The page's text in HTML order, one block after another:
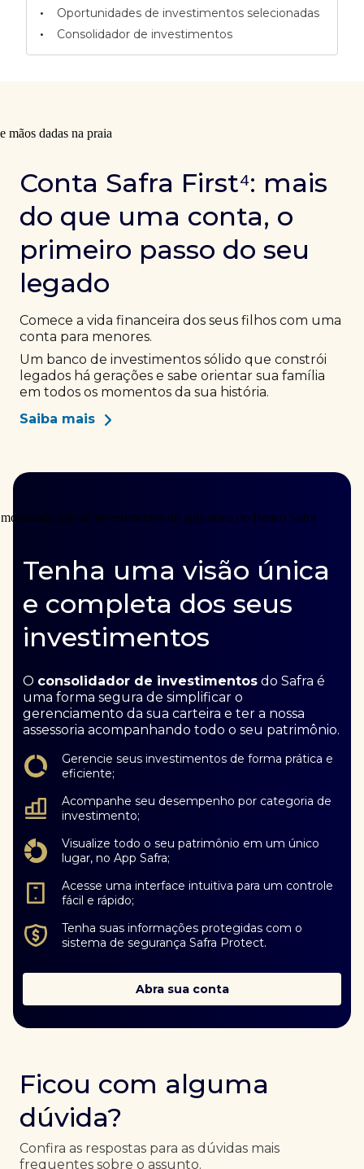
• Oportunidades de investimentos selecionadas
• Consolidador de investimentos
Conta Safra First⁴: mais
do que uma conta, o
primeiro passo do seu
legado
Comece a vida financeira dos seus filhos com uma
conta para menores.
Um banco de investimentos sólido que constrói
legados há gerações e sabe orientar sua família
em todos os momentos da sua história.
Saiba mais
Tenha uma visão única
e completa dos seus
investimentos
O consolidador de investimentos do Safra é
uma forma segura de simplificar o
gerenciamento da sua carteira e ter a nossa
assessoria acompanhando todo o seu patrimônio.
Gerencie seus investimentos de forma prática e
eficiente;
Acompanhe seu desempenho por categoria de
investimento;
Visualize todo o seu patrimônio em um único
lugar, no App Safra;
Acesse uma interface intuitiva para um controle
fácil e rápido;
Tenha suas informações protegidas com o
sistema de segurança Safra Protect.
Abra sua conta
Ficou com alguma
dúvida?
Confira as respostas para as dúvidas mais
frequentes sobre o assunto.